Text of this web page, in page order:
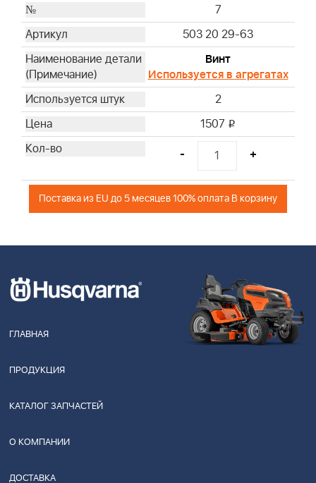
7
503 20 29-63
Винт
Используется в агрегатах
2
1507 i
- +
Поставка из EU до 5 месяцев 100% оплата В корзину
ГЛАВНАЯ
ПРОДУКЦИЯ
КАТАЛОГ ЗАПЧАСТЕЙ
О КОМПАНИИ
ДОСТАВКА